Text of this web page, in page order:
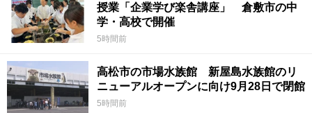
授業「企業学び楽舎講座」 倉敷市の中
学・高校で開催
5時間前
高松市の市場水族館 新屋島水族館のリ
ニューアルオープンに向け9月28日で閉館
5時間前